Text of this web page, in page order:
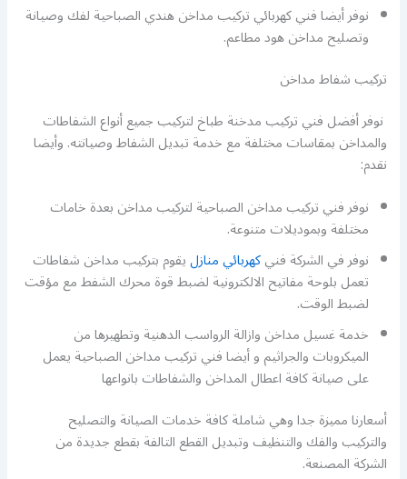
نوفر أيضا فني كهربائي تركيب مداخن هندي الصباحية لفك وصيانة
وتصليح مداخن هود مطاعم.
تركيب شفاط مداخن
نوفر أفضل فني تركيب مدخنة طباخ لتركيب جميع أنواع الشفاطات
والمداخن بمقاسات مختلفة مع خدمة تبديل الشفاط وصيانته. وأيضا
نقدم:
نوفر فني تركيب مداخن الصباحية لتركيب مداخن بعدة خامات
مختلفة وبموديلات متنوعة.
نوفر في الشركة فنيكهربائي منازليقوم بتركيب مداخن شفاطات
تعمل بلوحة مفاتيح الالكترونية لضبط قوة محرك الشفط مع مؤقت
لضبط الوقت.
خدمة غسيل مداخن وازالة الرواسب الدهنية وتطهيرها من
الميكروبات والجراثيم و أيضا فني تركيب مداخن الصباحية يعمل
على صيانة كافة اعطال المداخن والشفاطات بانواعها
أسعارنا مميزة جدا وهي شاملة كافة خدمات الصيانة والتصليح
والتركيب والفك والتنظيف وتبديل القطع التالفة بقطع جديدة من
الشركة المصنعة.